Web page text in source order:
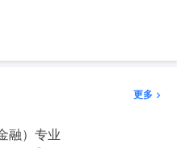
钟。
的城市，已连续3年被评为世界
。
尔本仅有90分钟的车程;而奥
更多 
融）专业